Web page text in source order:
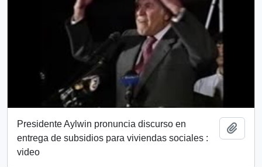
Presidente Aylwin pronuncia discurso en
entrega de subsidios para viviendas sociales :
video